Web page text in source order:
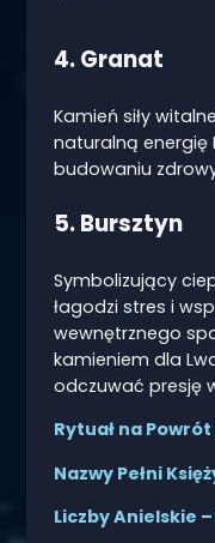
4. Granat
Kamień siły
naturalną energię
budowaniu
5. Bursztyn
Symbolizujący
łagodzi stres i
wewnętrznego
kamieniem dla
odczuwać presję
Rytuał na
Nazwy Pełni
Liczby Anielskie